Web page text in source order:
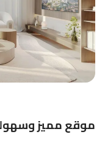
موقع مميز